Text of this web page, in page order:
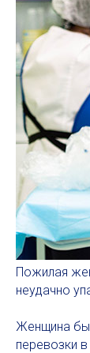
Пожилая
неудачно
Женщина
перевозки